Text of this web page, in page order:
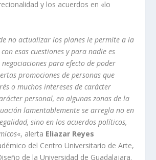
y los acuerdos en «lo
no actualizar los planes le permite a la
esas cuestiones y para nadie es
para efecto de poder
promociones de personas que
o muchos intereses de carácter
personal, en algunas zonas de la
lamentablemente se arregla no en
sino en los acuerdos políticos,
«, alerta Eliazar Reyes
del Centro Universitario de Arte,
de la Universidad de Guadalajara.